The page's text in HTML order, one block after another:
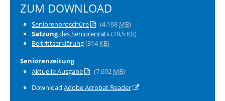
ZUM DOWNLOAD
Seniorenbroschüre (4,198 MB)
Satzungdes Seniorenrats(28,5 KB)
Beitrittserklärung(314KB)
Seniorenzeitung
Aktuelle Ausgabe
(7,692 MB)
DownloadAdobe Acrobat Reader